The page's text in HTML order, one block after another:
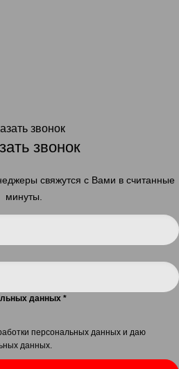
звонок
звонок
свяжутся с Вами в считанные
минуты.
данных *
персональных данных и даю
данных